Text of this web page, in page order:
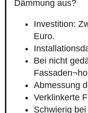
Dämmung aus?
Investition:
Euro.
Bei nicht
Abmessung
Verklinkerte
Schwierig